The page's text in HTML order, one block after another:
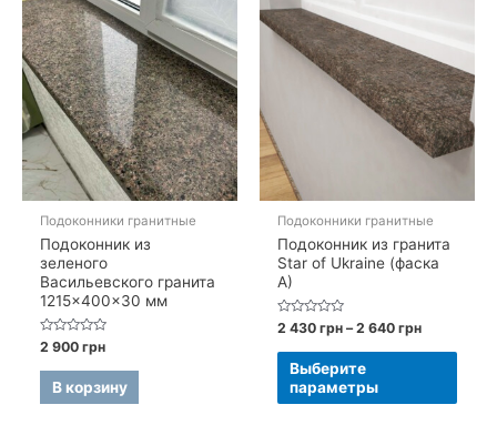
Опции
можно
выбрать
на
странице
товара.
Подоконники гранитные
Подоконник из
зеленого
Васильевского гранита
1215×400×30 мм
Оценка
0
из
2 900грн
В корзину
Подоконники гранитные
Подоконник из гранита
Star of Ukraine (фаска
A)
Оценка
0
из
2 430грн – 2 640грнДиапазон
Выберите
параметры
Этот